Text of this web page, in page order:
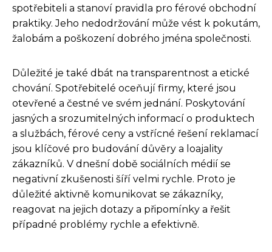
spotřebiteli a stanoví pravidla pro férové obchodní
praktiky. Jeho nedodržování může vést k pokutám,
žalobám a poškození dobrého jména společnosti.
Důležité je také dbát na transparentnost a etické
chování. Spotřebitelé oceňují firmy, které jsou
otevřené a čestné ve svém jednání. Poskytování
jasných a srozumitelných informací o produktech
a službách, férové ceny a vstřícné řešení reklamací
jsou klíčové pro budování důvěry a loajality
zákazníků. V dnešní době sociálních médií se
negativní zkušenosti šíří velmi rychle. Proto je
důležité aktivně komunikovat se zákazníky,
reagovat na jejich dotazy a připomínky a řešit
případné problémy rychle a efektivně.